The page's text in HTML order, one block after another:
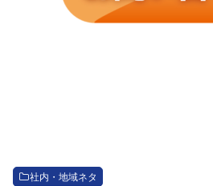
社内・地域ネタ